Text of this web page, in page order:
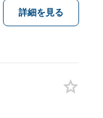
詳細を見る